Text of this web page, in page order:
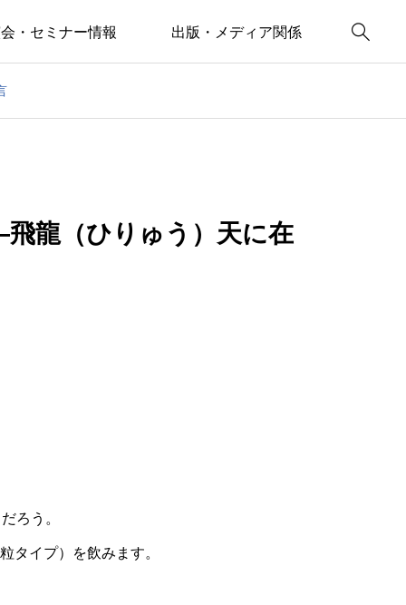
・セミナー情報 出版・メディア関係 
龍（ひりゅう）天に在
ろう。
タイプ） を飲みます。